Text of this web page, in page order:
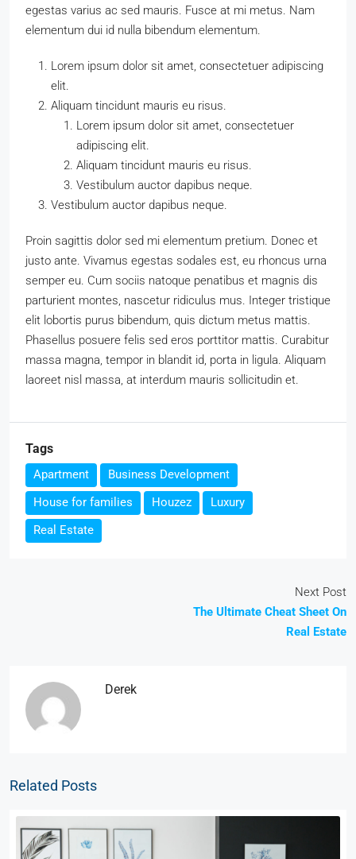
egestas varius ac sed mauris. Fusce at mi metus. Nam
elementum dui id nulla bibendum elementum.
Lorem ipsum dolor sit amet, consectetuer adipiscing
elit.
Aliquam tincidunt mauris eu risus.
Lorem ipsum dolor sit amet, consectetuer
adipiscing elit.
Aliquam tincidunt mauris eu risus.
Vestibulum auctor dapibus neque.
Vestibulum auctor dapibus neque.
Proin sagittis dolor sed mi elementum pretium. Donec et
justo ante. Vivamus egestas sodales est, eu rhoncus urna
semper eu. Cum sociis natoque penatibus et magnis dis
parturient montes, nascetur ridiculus mus. Integer tristique
elit lobortis purus bibendum, quis dictum metus mattis.
Phasellus posuere felis sed eros porttitor mattis. Curabitur
massa magna, tempor in blandit id, porta in ligula. Aliquam
laoreet nisl massa, at interdum mauris sollicitudin et.
Tags
Apartment
Business Development
House for families
Houzez
Luxury
Real Estate
Next Post
The Ultimate Cheat Sheet On
Real Estate
Derek
Related Posts